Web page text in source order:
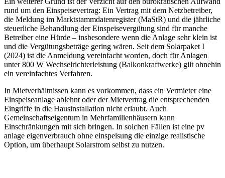
rund um den Einspeisevertrag: Ein Vertrag mit dem Netzbetreiber,
die Meldung im Marktstammdatenregister (MaStR) und die jährliche
steuerliche Behandlung der Einspeisevergütung sind für manche
Betreiber eine Hürde – insbesondere wenn die Anlage sehr klein ist
und die Vergütungsbeträge gering wären. Seit dem Solarpaket I
(2024) ist die Anmeldung vereinfacht worden, doch für Anlagen
unter 800 W Wechselrichterleistung (Balkonkraftwerke) gilt ohnehin
ein vereinfachtes Verfahren.
In Mietverhältnissen kann es vorkommen, dass ein Vermieter eine
Einspeiseanlage ablehnt oder der Mietvertrag die entsprechenden
Eingriffe in die Hausinstallation nicht erlaubt. Auch
Gemeinschaftseigentum in Mehrfamilienhäusern kann
Einschränkungen mit sich bringen. In solchen Fällen ist eine pv
anlage eigenverbrauch ohne einspeisung die einzige realistische
Option, um überhaupt Solarstrom selbst zu nutzen.